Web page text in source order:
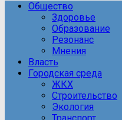
Общество
Здоровье
Образование
Резонанс
Мнения
Власть
Городская среда
ЖКХ
Строительство
Экология